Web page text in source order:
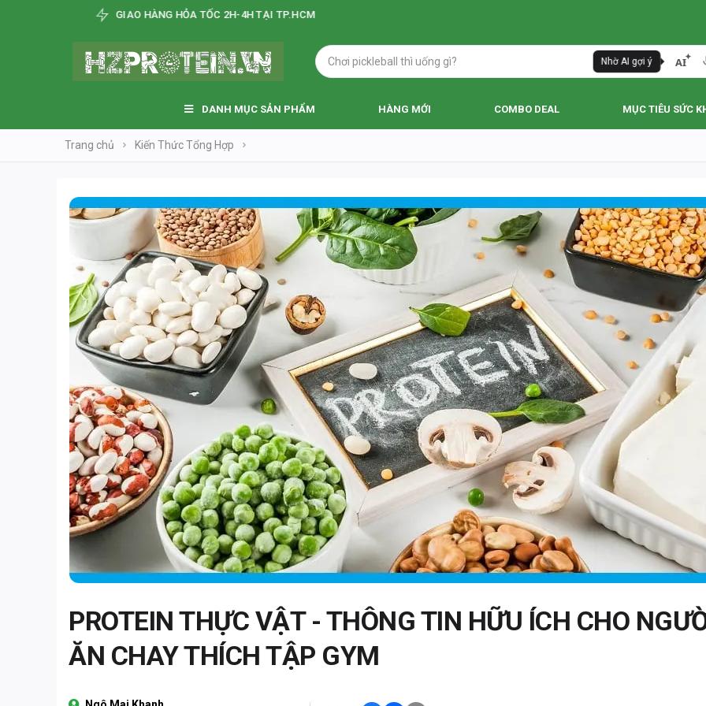
GIAO HÀNG HỎA TỐC 2H-4H TẠI TP.HCM
Nhờ AI gợi ý AI
DANH MỤC SẢN PHẨM HÀNG MỚI COMBO DEAL MỤC TIÊU SỨC
Trang chủ Kiến Thức Tổng Hợp
PROTEIN THỰC VẬT - THÔNG TIN HỮU ÍCH CHO
ĂN CHAY THÍCH TẬP GYM